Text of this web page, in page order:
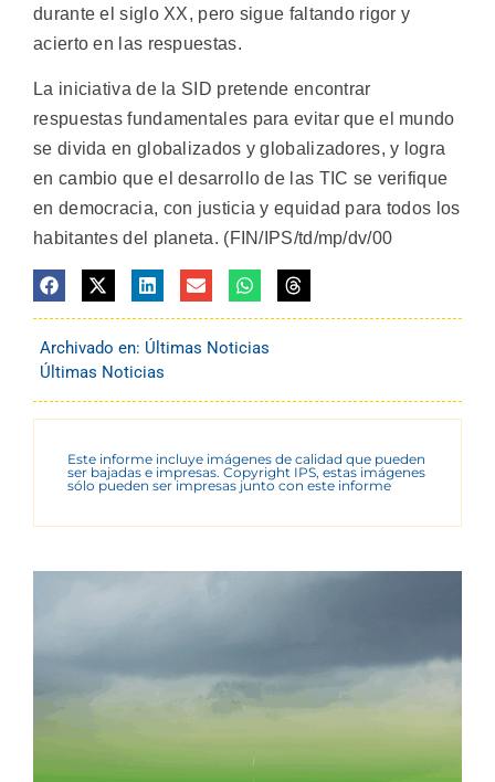
durante el siglo XX, pero sigue faltando rigor y
acierto en las respuestas.
La iniciativa de la SID pretende encontrar
respuestas fundamentales para evitar que el mundo
se divida en globalizados y globalizadores, y logra
en cambio que el desarrollo de las TIC se verifique
en democracia, con justicia y equidad para todos los
habitantes del planeta. (FIN/IPS/td/mp/dv/00
Archivado en: Últimas Noticias
Últimas Noticias
Este informe incluye imágenes de calidad que pueden
ser bajadas e impresas. Copyright IPS, estas imágenes
sólo pueden ser impresas junto con este informe